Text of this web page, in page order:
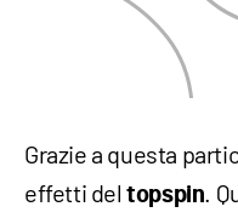
Grazie a questa
effetti deltopspin.